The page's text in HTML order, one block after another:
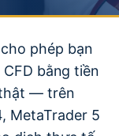
phép bạn
bằng tiền
— trên
MetaTrader 5